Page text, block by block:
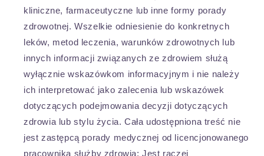
kliniczne, farmaceutyczne lub inne formy porady
zdrowotnej. Wszelkie odniesienie do konkretnych
leków, metod leczenia, warunków zdrowotnych lub
innych informacji związanych ze zdrowiem służą
wyłącznie wskazówkom informacyjnym i nie należy
ich interpretować jako zalecenia lub wskazówek
dotyczących podejmowania decyzji dotyczących
zdrowia lub stylu życia. Cała udostępniona treść nie
jest zastępcą porady medycznej od licencjonowanego
pracownika służby zdrowia; Jest raczej